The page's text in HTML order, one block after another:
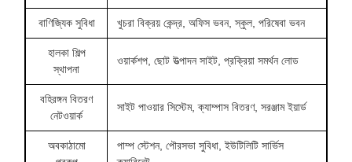
বাণিজ্যিক সুবিধা খুচরা বিক্রয় কেন্দ্র, অফিস ভবন, স্কুল, পরিষেবা ভবন
হালকা শিল্প
স্থাপনা
ওয়ার্কশপ, ছোট উত্পাদন সাইট, প্রক্রিয়া সমর্থন লোড
বহিরঙ্গন বিতরণ
নেটওয়ার্ক
সাইট পাওয়ার সিস্টেম, ক্যাম্পাস বিতরণ, সরঞ্জাম ইয়ার্ড
অবকাঠামো
পাম্প স্টেশন, পৌরসভা সুবিধা, ইউটিলিটি সার্ভিস